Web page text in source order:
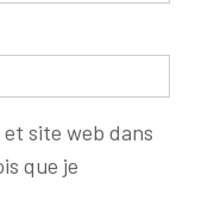
site web dans
que je